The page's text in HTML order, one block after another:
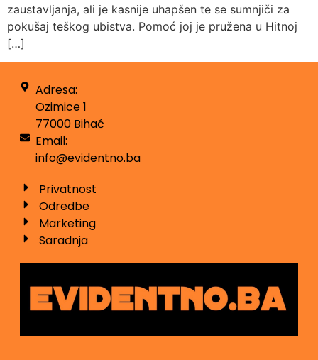
zaustavljanja, ali je kasnije uhapšen te se sumnjiči za
pokušaj teškog ubistva. Pomoć joj je pružena u Hitnoj
[…]
Adresa:
Ozimice 1
77000 Bihać
Email:
info@evidentno.ba
Privatnost
Odredbe
Marketing
Saradnja